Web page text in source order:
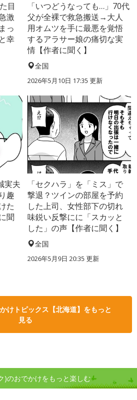
目
激
っ
幸
「いつどうなっても…」70代
父が全裸で救急搬送→大人
用オムツを手に最悪を覚悟
するアラサー娘の痛切な実
情【作者に聞く】
全国
2026年5月10日 17:35 更新
実夫
趣
た
聞
「セクハラ」を「ミス」で
撃退？ツインの部屋を予約
した上司、女性部下の切れ
味鋭い反撃にに「スカッと
した」の声【作者に聞く】
全国
2026年5月9日 20:35 更新
けトピックス【北海道】をもっと
見る
)のおでかけをもっと楽しむ